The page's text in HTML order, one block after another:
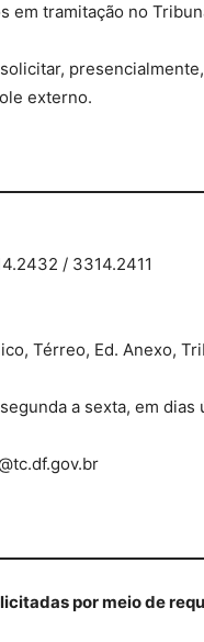
em tramitação no
externo.
/ 3314.2411
Térreo, Ed. Anexo,
a sexta, em dias
por meio de